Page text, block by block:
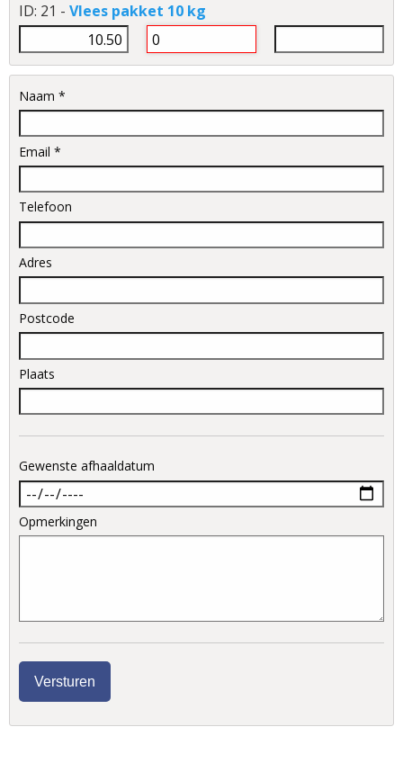
ID: 21 - Vlees pakket 10 kg
Naam *
Email *
Telefoon
Adres
Postcode
Plaats
Gewenste afhaaldatum
Opmerkingen